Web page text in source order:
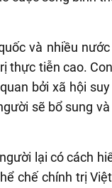
và nhiều
thực tiễn cao.
bởi xã hội
sẽ bổ sung
lại có cách
chế chính trị